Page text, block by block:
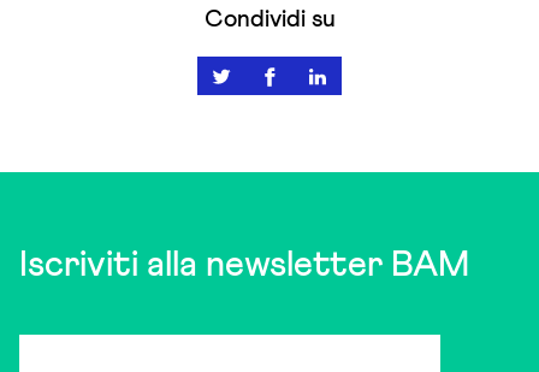
Condividi su
Iscriviti alla newsletter BAM